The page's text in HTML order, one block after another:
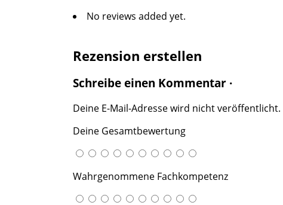
No reviews added yet.
Rezension erstellen
Schreibe einen Kommentar ·
Deine E-Mail-Adresse wird nicht veröffentlicht.
Deine Gesamtbewertung
Wahrgenommene Fachkompetenz